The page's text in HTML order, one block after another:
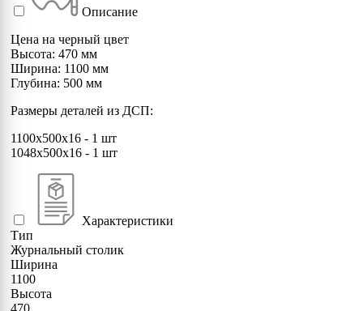
Описание
Цена на черный цвет
Высота: 470 мм
Ширина: 1100 мм
Глубина: 500 мм
Размеры деталей из ДСП:
1100х500x16 - 1 шт
1048х500x16 - 1 шт
Характеристики
Тип
Журнальный столик
Ширина
1100
Высота
470